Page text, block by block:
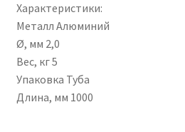
Характеристики:
Металл Алюминий
Ø, мм 2,0
Вес, кг 5
Упаковка Туба
Длина, мм 1000